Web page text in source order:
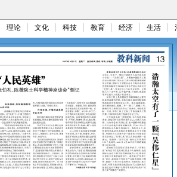
理论 文化 科技 教育 经济 生活